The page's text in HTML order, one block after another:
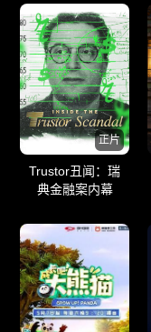
正片
Trustor丑闻：瑞
典金融案内幕